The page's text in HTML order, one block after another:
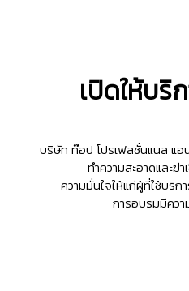
เปิดให้บริ
บริษัท ท๊อป โปรเฟสชั่นแนล แอ
ทำความสะอาดและฆ่
ความมั่นใจให้แก่ผู้ที่ใช้บริก
การอบรมมีคว